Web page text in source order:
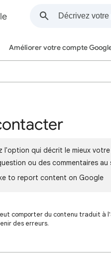
Améliorer votre compte
l'option qui décrit le mieux
ou des commentaires au
to report content on Google
comporter du contenu traduit à
des erreurs.